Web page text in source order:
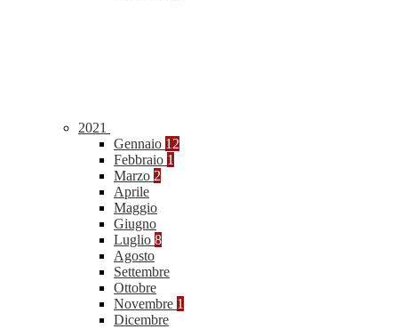
2021
Gennaio 12
Febbraio 1
Marzo 2
Aprile
Maggio
Giugno
Luglio 8
Agosto
Settembre
Ottobre
Novembre 1
Dicembre